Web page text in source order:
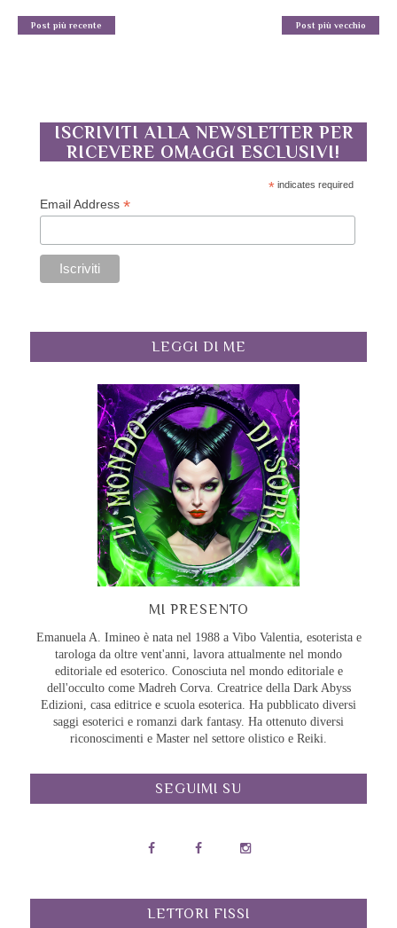
Post più recente Post più vecchio
ISCRIVITI ALLA NEWSLETTER PER
RICEVERE OMAGGI ESCLUSIVI!
* indicates required
Email Address*
LEGGI DI ME
MI PRESENTO
Emanuela A. Imineo è nata nel 1988 a Vibo Valentia, esoterista e
tarologa da oltre vent'anni, lavora attualmente nel mondo
editoriale ed esoterico. Conosciuta nel mondo editoriale e
dell'occulto come Madreh Corva. Creatrice della Dark Abyss
Edizioni, casa editrice e scuola esoterica. Ha pubblicato diversi
saggi esoterici e romanzi dark fantasy. Ha ottenuto diversi
riconoscimenti e Master nel settore olistico e Reiki.
SEGUIMI SU
LETTORI FISSI